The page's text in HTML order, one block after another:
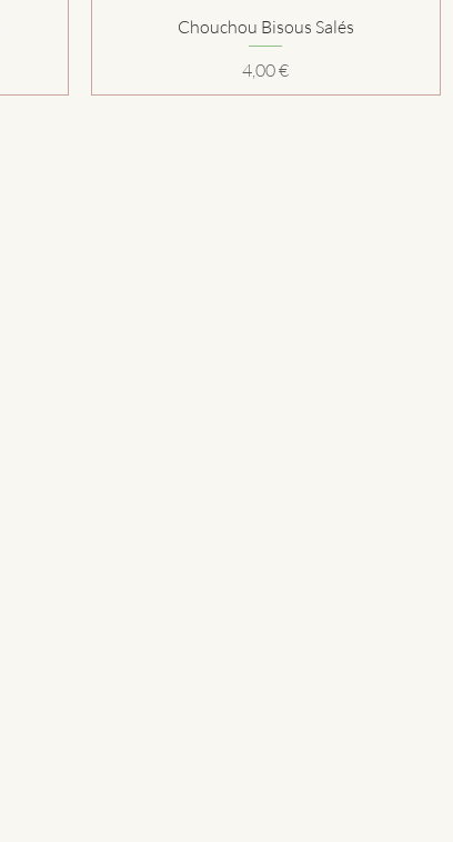
Aperçu rapide
Chouchou Bisous Salés
Prix
4,00 €